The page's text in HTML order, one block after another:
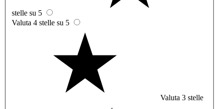
stelle su 5
Valuta 4 stelle su 5
Valuta 3 stelle